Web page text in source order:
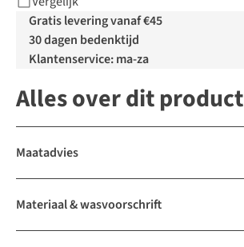
Gratis levering vanaf €45
30 dagen bedenktijd
Klantenservice: ma-za
Alles over dit product
Maatadvies
Materiaal & wasvoorschrift